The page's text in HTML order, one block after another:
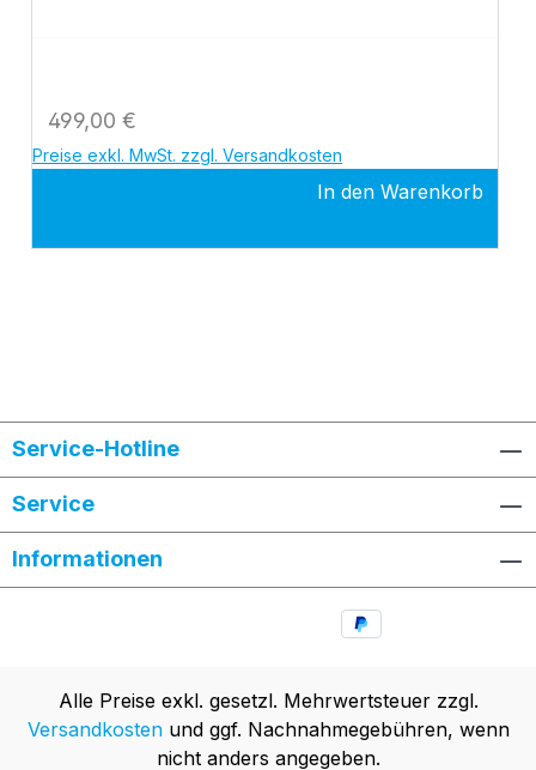
Regulärer Preis:
499,00 €
Preise exkl. MwSt. zzgl. Versandkosten
In den Warenkorb
Service-Hotline
Service
Informationen
Alle Preise exkl. gesetzl. Mehrwertsteuer zzgl.
Versandkostenund ggf. Nachnahmegebühren, wenn
nicht anders angegeben.